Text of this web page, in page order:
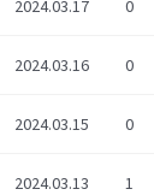
2024.03.17 0
2024.03.16 0
2024.03.15 0
2024.03.13 1